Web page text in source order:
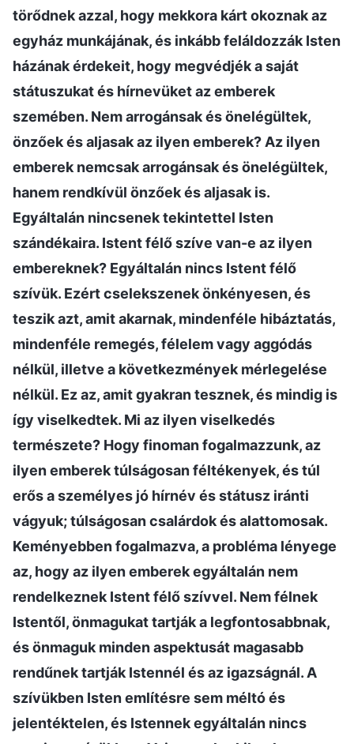
törődnek azzal, hogy mekkora kárt okoznak az
egyház munkájának, és inkább feláldozzák Isten
házának érdekeit, hogy megvédjék a saját
státuszukat és hírnevüket az emberek
szemében. Nem arrogánsak és önelégültek,
önzőek és aljasak az ilyen emberek? Az ilyen
emberek nemcsak arrogánsak és önelégültek,
hanem rendkívül önzőek és aljasak is.
Egyáltalán nincsenek tekintettel Isten
szándékaira. Istent félő szíve van-e az ilyen
embereknek? Egyáltalán nincs Istent félő
szívük. Ezért cselekszenek önkényesen, és
teszik azt, amit akarnak, mindenféle hibáztatás,
mindenféle remegés, félelem vagy aggódás
nélkül, illetve a következmények mérlegelése
nélkül. Ez az, amit gyakran tesznek, és mindig is
így viselkedtek. Mi az ilyen viselkedés
természete? Hogy finoman fogalmazzunk, az
ilyen emberek túlságosan féltékenyek, és túl
erős a személyes jó hírnév és státusz iránti
vágyuk; túlságosan csalárdok és alattomosak.
Keményebben fogalmazva, a probléma lényege
az, hogy az ilyen emberek egyáltalán nem
rendelkeznek Istent félő szívvel. Nem félnek
Istentől, önmagukat tartják a legfontosabbnak,
és önmaguk minden aspektusát magasabb
rendűnek tartják Istennél és az igazságnál. A
szívükben Isten említésre sem méltó és
jelentéktelen, és Istennek egyáltalán nincs